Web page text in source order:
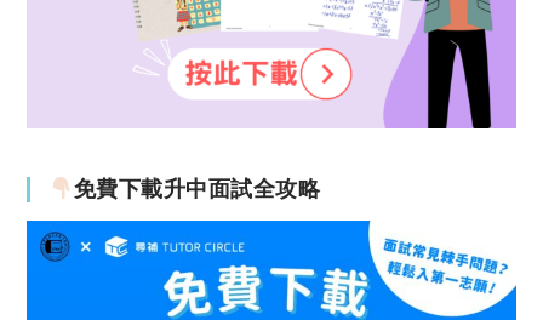
免費下載升中面試全攻略